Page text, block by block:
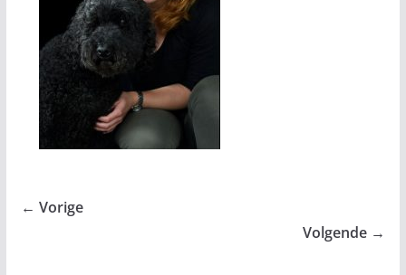
← Vorige
Volgende →